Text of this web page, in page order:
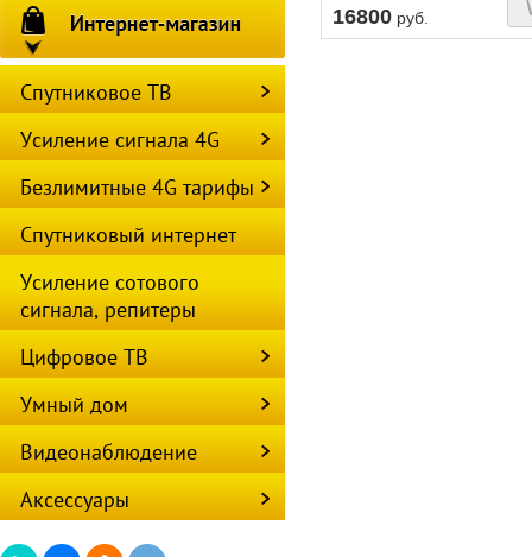
16800 руб.
Спутниковое ТВ
Усиление сигнала 4G
Безлимитные 4G тарифы
Спутниковый интернет
Усиление сотового
сигнала, репитеры
Цифровое ТВ
Умный дом
Видеонаблюдение
Аксессуары